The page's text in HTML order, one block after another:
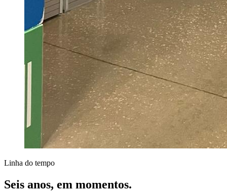
Linha do tempo
Seis anos, em momentos.